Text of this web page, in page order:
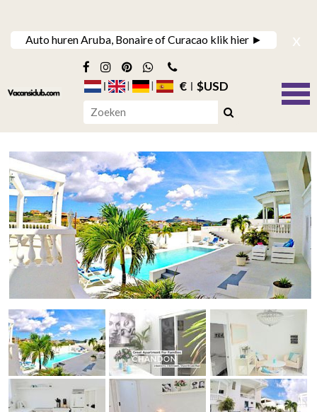
Auto huren Aruba, Bonaire of Curacao klik hier ► x
€ $USD